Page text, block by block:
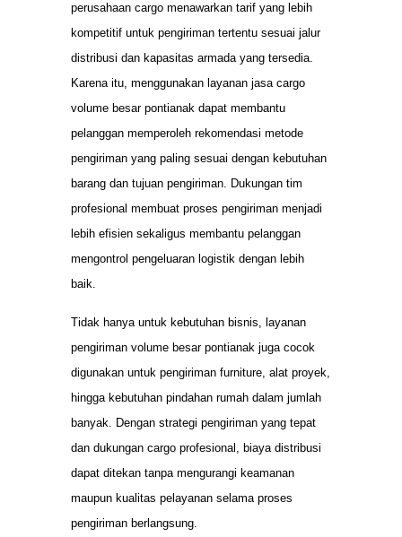
perusahaan cargo menawarkan tarif yang lebih
kompetitif untuk pengiriman tertentu sesuai jalur
distribusi dan kapasitas armada yang tersedia.
Karena itu, menggunakan layanan jasa cargo
volume besar pontianak dapat membantu
pelanggan memperoleh rekomendasi metode
pengiriman yang paling sesuai dengan kebutuhan
barang dan tujuan pengiriman. Dukungan tim
profesional membuat proses pengiriman menjadi
lebih efisien sekaligus membantu pelanggan
mengontrol pengeluaran logistik dengan lebih
baik.
Tidak hanya untuk kebutuhan bisnis, layanan
pengiriman volume besar pontianak juga cocok
digunakan untuk pengiriman furniture, alat proyek,
hingga kebutuhan pindahan rumah dalam jumlah
banyak. Dengan strategi pengiriman yang tepat
dan dukungan cargo profesional, biaya distribusi
dapat ditekan tanpa mengurangi keamanan
maupun kualitas pelayanan selama proses
pengiriman berlangsung.